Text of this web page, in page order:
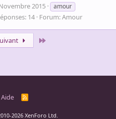
2015
amour
14 Forum:Amour
Aide
R
2026 XenForo Ltd.